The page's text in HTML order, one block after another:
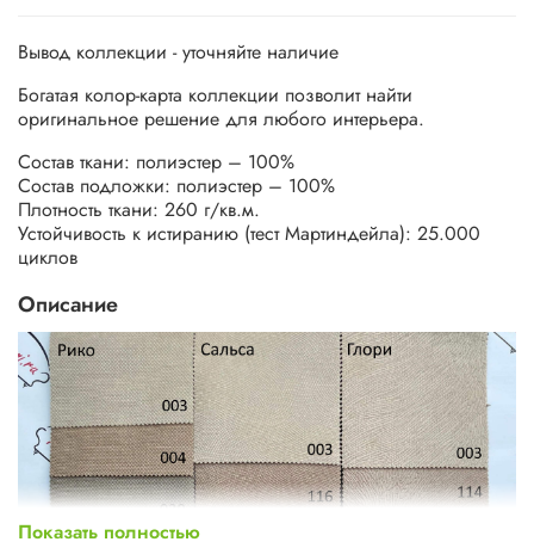
Вывод коллекции - уточняйте наличие
Богатая колор-карта коллекции позволит найти
оригинальное решение для любого интерьера.
Состав ткани: полиэстер – 100%
Состав подложки: полиэстер – 100%
Плотность ткани: 260 г/кв.м.
Устойчивость к истиранию (тест Мартиндейла): 25.000
циклов
Описание
Показать полностью